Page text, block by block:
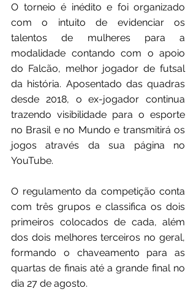
O torneio é inédito e foi organizado
com o intuito de evidenciar os
talentos de mulheres para a
modalidade contando com o apoio
do Falcão, melhor jogador de futsal
da história. Aposentado das quadras
desde 2018, o ex-jogador continua
trazendo visibilidade para o esporte
no Brasil e no Mundo e transmitirá os
jogos através da sua página no
YouTube.
O regulamento da competição conta
com três grupos e classifica os dois
primeiros colocados de cada, além
dos dois melhores terceiros no geral,
formando o chaveamento para as
quartas de finais até a grande final no
dia 27 de agosto.